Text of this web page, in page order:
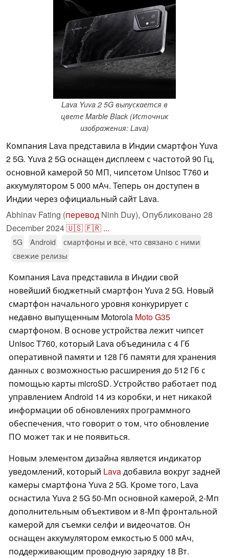
Lava Yuva 2 5G выпускается в
цвете Marble Black (Источник
изображения: Lava)
Компания Lava представила в Индии смартфон Yuva
2 5G. Yuva 2 5G оснащен дисплеем с частотой 90 Гц,
основной камерой 50 МП, чипсетом Unisoc T760 и
аккумулятором 5 000 мАч. Теперь он доступен в
Индии через официальный сайт Lava.
Abhinav Fating (перевод Ninh Duy), Опубликовано 28
December 2024🇺🇸🇫🇷 ...
5G Android
смартфоны и всё, что связано с ними
свежие релизы
Компания Lava представила в Индии свой
новейший бюджетный смартфон Yuva 2 5G. Новый
смартфон начального уровня конкурирует с
недавно выпущенным Motorola Moto G35
смартфоном. В основе устройства лежит чипсет
Unisoc T760, который Lava объединила с 4 Гб
оперативной памяти и 128 Гб памяти для хранения
данных с возможностью расширения до 512 Гб с
помощью карты microSD. Устройство работает под
управлением Android 14 из коробки, и нет никакой
информации об обновлениях программного
обеспечения, что говорит о том, что обновление
ПО может так и не появиться.
Новым элементом дизайна является индикатор
уведомлений, который Lavaдобавила вокруг задней
камеры смартфона Yuva 2 5G. Кроме того, Lava
оснастила Yuva 2 5G 50-Мп основной камерой, 2-Мп
дополнительным объективом и 8-Мп фронтальной
камерой для съемки селфи и видеочатов. Он
оснащен аккумулятором емкостью 5 000 мАч,
поддерживающим проводную зарядку 18 Вт.